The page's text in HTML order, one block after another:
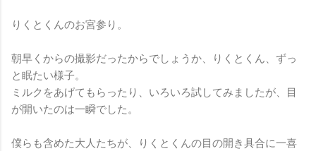
りくとくんのお宮参り。
朝早くからの撮影だったからでしょうか、りくとくん、ずっ
と眠たい様子。
ミルクをあげてもらったり、いろいろ試してみましたが、目
が開いたのは一瞬でした。
僕らも含めた大人たちが、りくとくんの目の開き具合に一喜